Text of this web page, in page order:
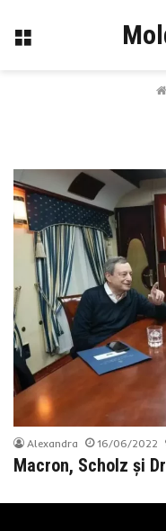
Menu
Alexandra 16/06/2022
Macron, Scholz și